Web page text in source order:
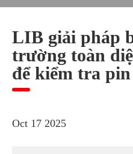
LIB giải pháp
trường toàn
để kiểm tra pin
Oct 17 2025